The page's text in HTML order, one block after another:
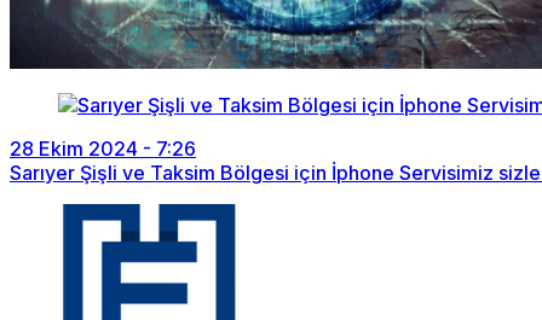
28 Ekim 2024 - 7:26
Sarıyer Şişli ve Taksim Bölgesi için İphone Servisimiz